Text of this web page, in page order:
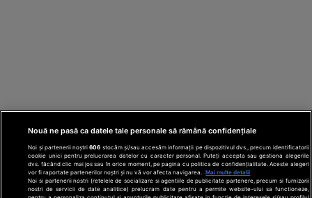
Nouă ne pasă ca datele tale personale să rămână confidențiale
Noi și partenerii noștri606 stocăm și/sau accesăm informații pe dispozitivul dvs., precum identificatorii
cookie unici pentru prelucrarea datelor cu caracter personal. Puteți accepta sau gestiona alegerile
dvs. făcând clic mai jos sau în orice moment, pe pagina cu politica de confidențialitate. Aceste alegeri
vor fi raportate partenerilor noștri și nu vă vor afecta navigarea.
Mai multe detalii
Noi si partenerii nostri (retelele de socializare si agentiile de publicitate partenere, precum si furnizorii
nostri de servicii de date analitice) prelucram date pentru a permite website-ului sa functioneze,